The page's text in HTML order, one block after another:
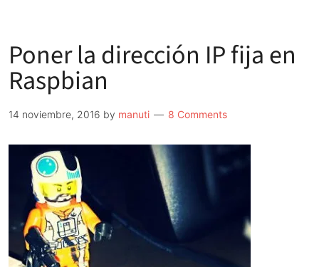
dirección
IP
fija
en
–
modo
gráfico
GUI
Poner la dirección IP fija en
Raspbian
14 noviembre, 2016 by manuti 8 Comments